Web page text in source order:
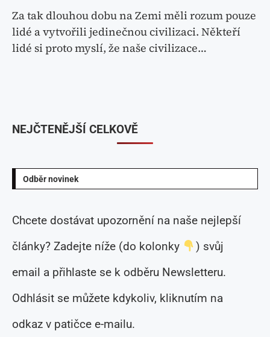
Za tak dlouhou dobu na Zemi měli rozum pouze
lidé a vytvořili jedinečnou civilizaci. Někteří
lidé si proto myslí, že naše civilizace…
Odběr novinek
Chcete dostávat upozornění na naše nejlepší
články? Zadejte níže (do kolonky
) svůj
email a přihlaste se k odběru Newsletteru.
Odhlásit se můžete kdykoliv, kliknutím na
odkaz v patičce e-mailu.
NEJČTENĚJŠÍ CELKOVĚ